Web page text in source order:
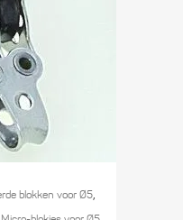
blokken voor Ø5,